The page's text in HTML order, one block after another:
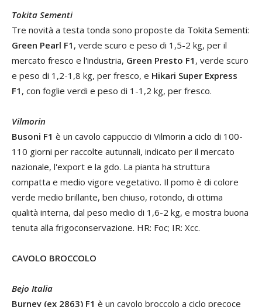
Tokita Sementi
Tre novità a testa tonda sono proposte da Tokita Sementi:
Green Pearl F1 , verde scuro e peso di 1,5-2 kg, per il
mercato fresco e l'industria, Green Presto F1 , verde scuro
e peso di 1,2-1,8 kg, per fresco, e Hikari Super Express
F1 , con foglie verdi e peso di 1-1,2 kg, per fresco.
Vilmorin
Busoni F1 è un cavolo cappuccio di Vilmorin a ciclo di 100-
110 giorni per raccolte autunnali, indicato per il mercato
nazionale, l'export e la gdo. La pianta ha struttura
compatta e medio vigore vegetativo. Il pomo è di colore
verde medio brillante, ben chiuso, rotondo, di ottima
qualità interna, dal peso medio di 1,6-2 kg, e mostra buona
tenuta alla frigoconservazione. HR: Foc; IR: Xcc.
CAVOLO BROCCOLO
Bejo Italia
Burney (ex 2863) F1 è un cavolo broccolo a ciclo precoce